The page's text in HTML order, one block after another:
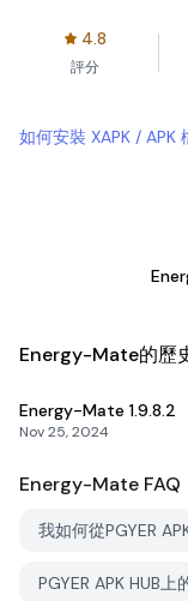
4.8
評分
如何安裝 XAPK / APK
Energy-Mate的歷
Energy-Mate 1.9.8.2
Nov 25, 2024
Energy-Mate FAQ
我如何從PGYER
PGYER APK HUB